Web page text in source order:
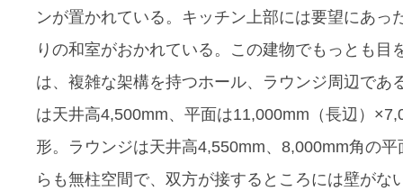
ンが置かれている。キッチン上部には要望にあっ
りの和室がおかれている。この建物でもっとも目
は、複雑な架構を持つホール、ラウンジ周辺であ
は天井高4,500mm、平面は11,000mm（長辺）
形。ラウンジは天井高4,550mm、8,000mm角の平
らも無柱空間で、双方が接するところには壁がな